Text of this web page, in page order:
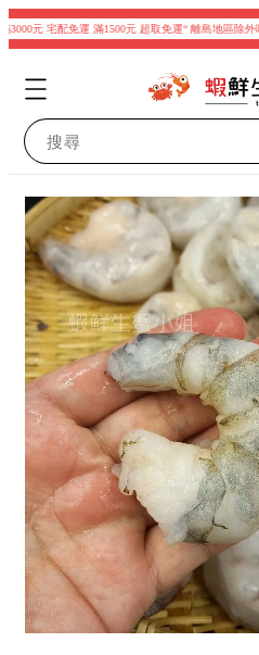
元 宅配免運 滿1500元 超取免運“ 離島地區除外哦~
搜尋